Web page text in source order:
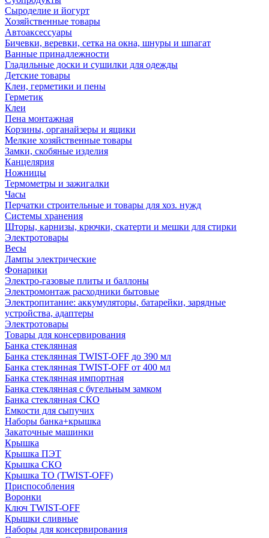
Сыроделие и йогурт
Хозяйственные товары
Автоаксессуары
Бичевки, веревки, сетка на окна, шнуры и шпагат
Ванные принадлежности
Гладильные доски и сушилки для одежды
Детские товары
Клеи, герметики и пены
Герметик
Клеи
Пена монтажная
Корзины, органайзеры и ящики
Мелкие хозяйственные товары
Замки, скобяные изделия
Канцелярия
Ножницы
Термометры и зажигалки
Часы
Перчатки строительные и товары для хоз. нужд
Системы хранения
Шторы, карнизы, крючки, скатерти и мешки для стирки
Электротовары
Весы
Лампы электрические
Фонарики
Электро-газовые плиты и баллоны
Электромонтаж расходники бытовые
Электропитание: аккумуляторы, батарейки, зарядные
устройства, адаптеры
Электротовары
Товары для консервирования
Банка стеклянная
Банка стеклянная TWIST-OFF до 390 мл
Банка стеклянная TWIST-OFF от 400 мл
Банка стеклянная импортная
Банка стеклянная с бугельным замком
Банка стеклянная СКО
Емкости для сыпучих
Наборы банка+крышка
Закаточные машинки
Крышка
Крышка ПЭТ
Крышка СКО
Крышка ТО (TWIST-OFF)
Приспособления
Воронки
Ключ TWIST-OFF
Крышки сливные
Наборы для консервирования